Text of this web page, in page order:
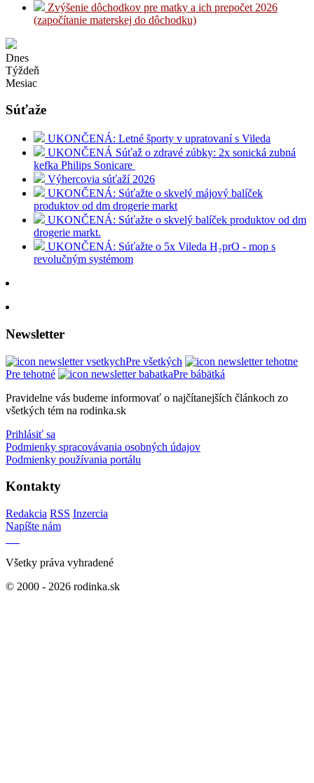
Zvýšenie dôchodkov pre matky a ich prepočet 2026
(započítanie materskej do dôchodku)
Dnes
Týždeň
Mesiac
Súťaže
UKONČENÁ: Letné športy v upratovaní s Vileda
UKONČENÁ Súťaž o zdravé zúbky: 2x sonická zubná
kefka Philips Sonicare
Výhercovia súťaží 2026
UKONČENÁ: Súťažte o skvelý májový balíček
produktov od dm drogerie markt
UKONČENÁ: Súťažte o skvelý balíček produktov od dm
drogerie markt.
UKONČENÁ: Súťažte o 5x Vileda H₂prO - mop s
revolučným systémom
Newsletter
Pre všetkých
Pre tehotné
Pre bábätká
Pravidelne vás budeme informovať o najčítanejších článkoch zo
všetkých tém na rodinka.sk
Prihlásiť sa
Podmienky spracovávania osobných údajov
Podmienky používania portálu
Kontakty
Redakcia RSS Inzercia
Napíšte nám
Všetky práva vyhradené
© 2000 - 2026 rodinka.sk